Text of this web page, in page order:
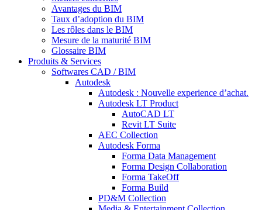
Avantages du BIM
Taux d’adoption du BIM
Les rôles dans le BIM
Mesure de la maturité BIM
Glossaire BIM
Produits & Services
Softwares CAD / BIM
Autodesk
Autodesk : Nouvelle experience d’achat.
Autodesk LT Product
AutoCAD LT
Revit LT Suite
AEC Collection
Autodesk Forma
Forma Data Management
Forma Design Collaboration
Forma TakeOff
Forma Build
PD&M Collection